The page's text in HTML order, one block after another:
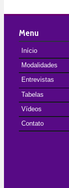
Menu
Início
Modalidades
Entrevistas
Tabelas
Vídeos
Contato